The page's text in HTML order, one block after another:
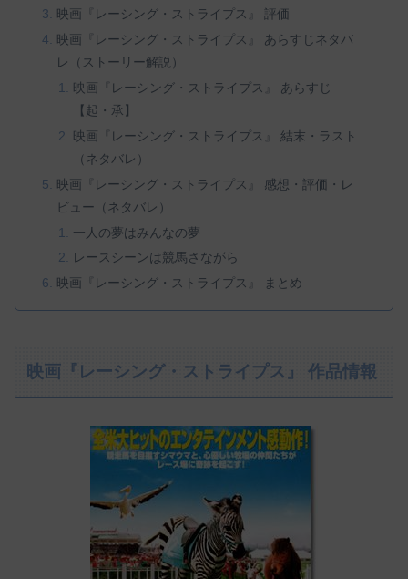
映画『レーシング・ストライプス』 評価
映画『レーシング・ストライプス』 あらすじネタバ
レ（ストーリー解説）
映画『レーシング・ストライプス』 あらすじ
【起・承】
映画『レーシング・ストライプス』 結末・ラスト
（ネタバレ）
映画『レーシング・ストライプス』 感想・評価・レ
ビュー（ネタバレ）
一人の夢はみんなの夢
レースシーンは競馬さながら
映画『レーシング・ストライプス』 まとめ
映画『レーシング・ストライプス』 作品情報